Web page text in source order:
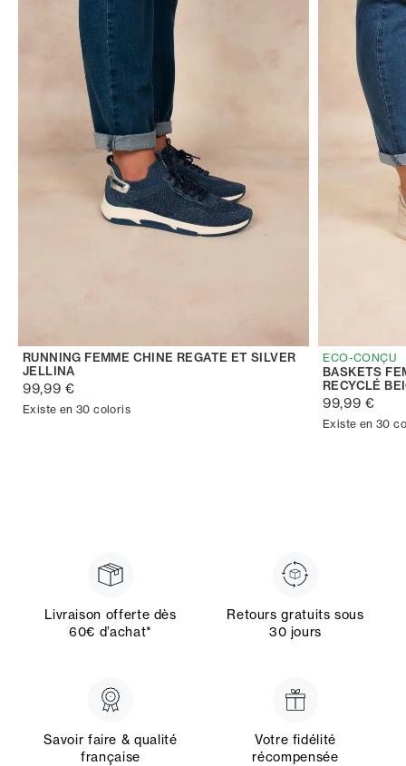
RUNNING FEMME CHINE REGATE ET SILVER
JELLINA
99,99 €
Existe en 30 coloris
ECO-CONÇU
BASKETS
RECYCLÉ
99,99 €
Existe en 30
Livraison offerte dès
60€ d’achat*
Retours gratuits sous
30 jours
Savoir faire & qualité
française
Votre fidélité
récompensée